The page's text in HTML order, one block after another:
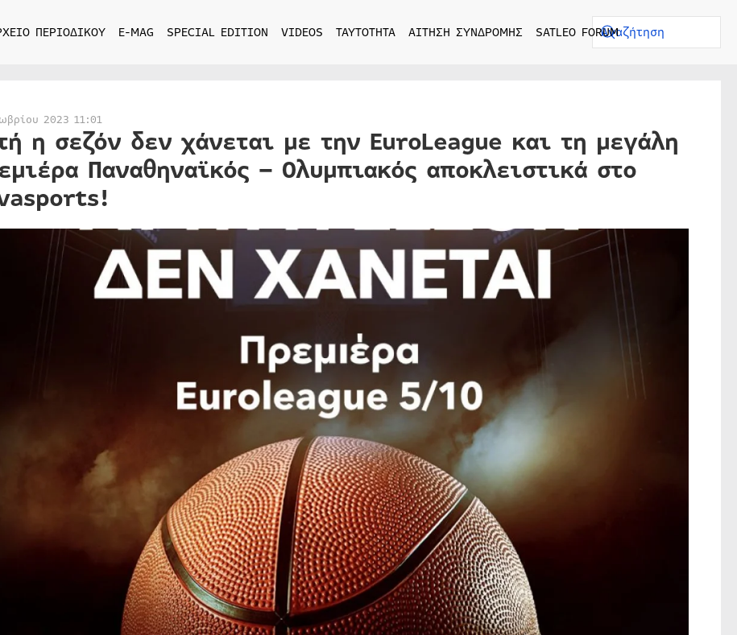
ΠΕΡΙΟΔΙΚΟΥ E-MAG SPECIAL EDITION VIDEOS ΤΑΥΤΟΤΗΤΑ ΑΙΤΗΣΗ ΣΥΝΔΡΟΜΗΣ SATLEO FORUM
2023 11:01
η σεζόν δεν χάνεται με την EuroLeague και τη μεγάλη
Παναθηναϊκός – Ολυμπιακός αποκλειστικά στο